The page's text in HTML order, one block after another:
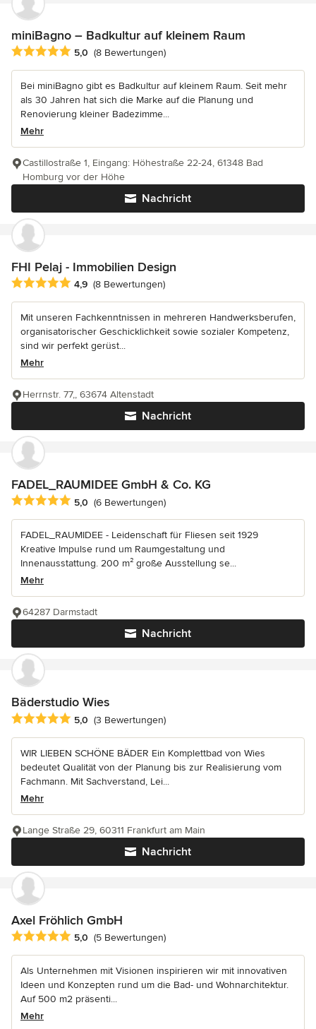
miniBagno – Badkultur auf kleinem Raum
Durchschnittliche Bewertung: 5 von 5 Sternen
5,0 (8 Bewertungen)
Bei miniBagno gibt es Badkultur auf kleinem Raum. Seit mehr
als 30 Jahren hat sich die Marke auf die Planung und
Renovierung kleiner Badezimme...
Mehr
Nachricht
Castillostraße 1, Eingang: Höhestraße 22-24, 61348 Bad
Homburg vor der Höhe
FHI Pelaj - Immobilien Design
Durchschnittliche Bewertung: 4.9 von 5 Sternen
4,9 (8 Bewertungen)
Mit unseren Fachkenntnissen in mehreren Handwerksberufen,
organisatorischer Geschicklichkeit sowie sozialer Kompetenz,
sind wir perfekt gerüst...
Mehr
Nachricht
Herrnstr. 77,, 63674 Altenstadt
FADEL_RAUMIDEE GmbH & Co. KG
Durchschnittliche Bewertung: 5 von 5 Sternen
5,0 (6 Bewertungen)
FADEL_RAUMIDEE - Leidenschaft für Fliesen seit 1929
Kreative Impulse rund um Raumgestaltung und
Innenausstattung. 200 m² große Ausstellung se...
Mehr
Nachricht
64287 Darmstadt
Bäderstudio Wies
Durchschnittliche Bewertung: 5 von 5 Sternen
5,0 (3 Bewertungen)
WIR LIEBEN SCHÖNE BÄDER Ein Komplettbad von Wies
bedeutet Qualität von der Planung bis zur Realisierung vom
Fachmann. Mit Sachverstand, Lei...
Mehr
Nachricht
Lange Straße 29, 60311 Frankfurt am Main
Axel Fröhlich GmbH
Durchschnittliche Bewertung: 5 von 5 Sternen
5,0 (5 Bewertungen)
Als Unternehmen mit Visionen inspirieren wir mit innovativen
Ideen und Konzepten rund um die Bad- und Wohnarchitektur.
Auf 500 m2 präsenti...
Mehr